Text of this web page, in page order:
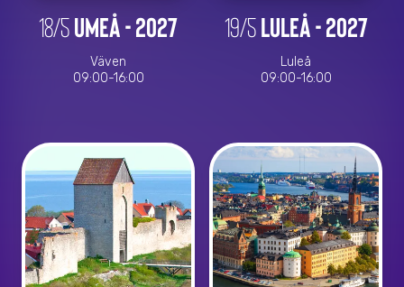
18/5Umeå - 2027
Väven
09:00-16:00
19/5Luleå - 2027
Luleå
09:00-16:00